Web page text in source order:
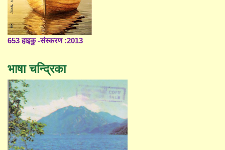
653 हाइकु -संस्करण :2013
भाषा चन्द्रिका